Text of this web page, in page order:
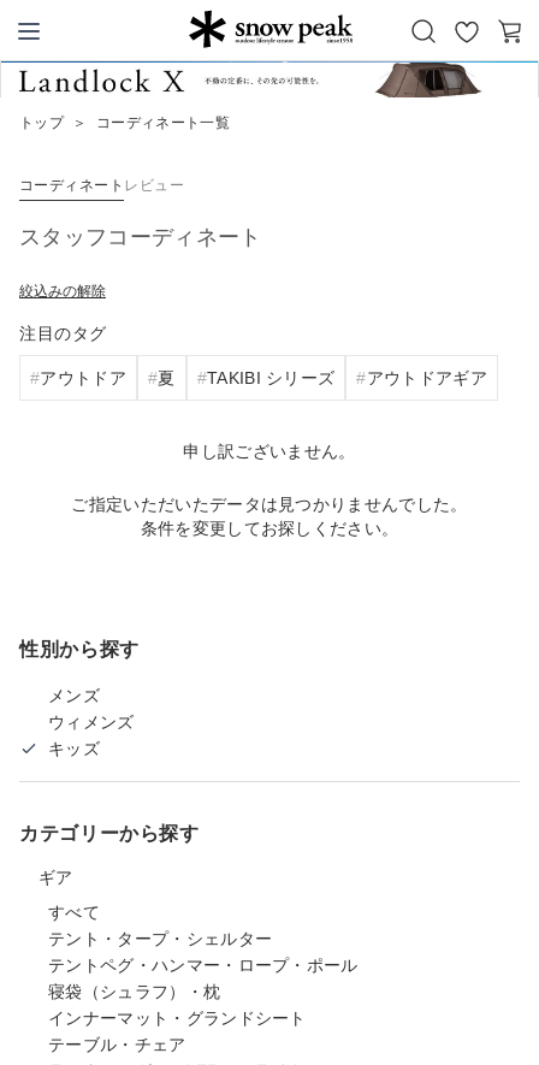
Snow Peak
お
気
カ
トップ ＞ コーディネート一覧
コーディネート レビュー
スタッフコーディネート
絞込みの解除
注目のタグ
アウトドア 夏 TAKIBI シリーズ アウトドアギア
申し訳ございません。
ご指定いただいたデータは見つかりませんでした。
条件を変更してお探しください。
性別から探す
メンズ
ウィメンズ
キッズ
カテゴリーから探す
ギア
すべて
テント・タープ・シェルター
テントペグ・ハンマー・ロープ・ポール
寝袋（シュラフ）・枕
インナーマット・グランドシート
テーブル・チェア